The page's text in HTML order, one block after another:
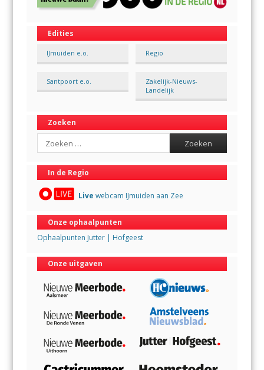
Edities
IJmuiden e.o. Regio
Santpoort e.o.
Zakelijk-Nieuws-
Landelijk
Zoeken
Search
In de Regio
Live webcam IJmuiden aan Zee
Onze ophaalpunten
Ophaalpunten Jutter | Hofgeest
Onze uitgaven